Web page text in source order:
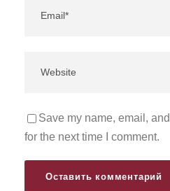
Save my name, email,
for the next time I comment.